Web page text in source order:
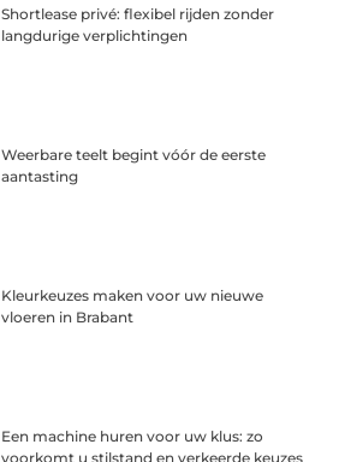
Shortlease privé: flexibel rijden zonder
langdurige verplichtingen
Weerbare teelt begint vóór de eerste
aantasting
Kleurkeuzes maken voor uw nieuwe
vloeren in Brabant
Een machine huren voor uw klus: zo
voorkomt u stilstand en verkeerde keuzes